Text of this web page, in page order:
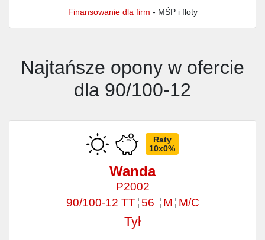
Finansowanie dla firm - MŚP i floty
Najtańsze opony w ofercie
dla 90/100-12
Raty
10x0%
Wanda
P2002
90/100-12 TT 56 M M/C
Tył